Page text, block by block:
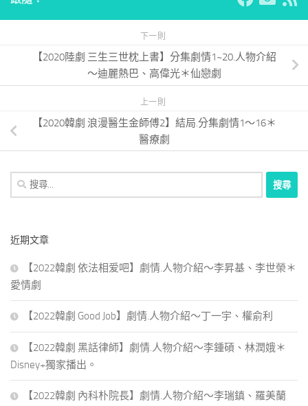
下一則
【2020陸劇 三生三世枕上書】分集劇情1~20.人物介紹
～迪麗熱巴、高偉光＊仙戀劇
上一則
【2020韓劇 浪漫醫生金師傅2】結局.分集劇情1～16＊
醫療劇
搜
尋
字:
近期文章
【2022韓劇 依法相爱吧】劇情.人物介紹～李昇基、李世榮＊
愛情劇
【2022韓劇 Good Job】劇情.人物介紹～丁一宇、權俞利
【2022韓劇 黑話律師】劇情.人物介紹～李鍾碩、林潤娥＊
Disney+獨家播出。
【2022韓劇 內科朴院長】劇情.人物介紹～李瑞鎮、羅美蘭